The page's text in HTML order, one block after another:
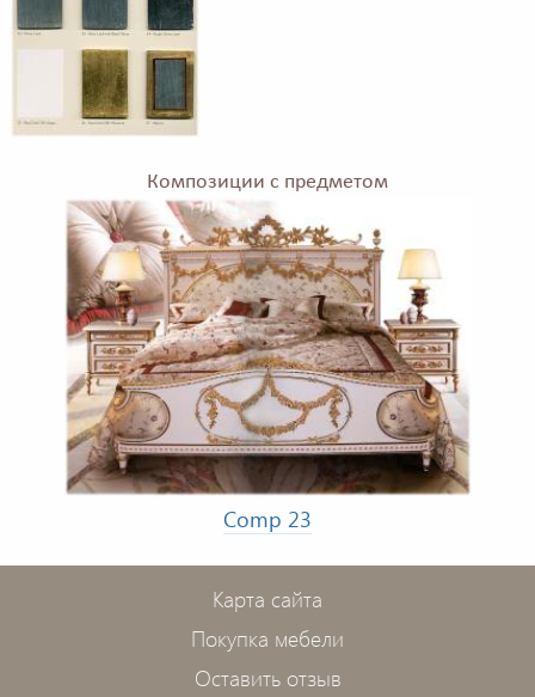
Композиции с предметом
Comp 23
Карта сайта
Покупка мебели
Оставить отзыв